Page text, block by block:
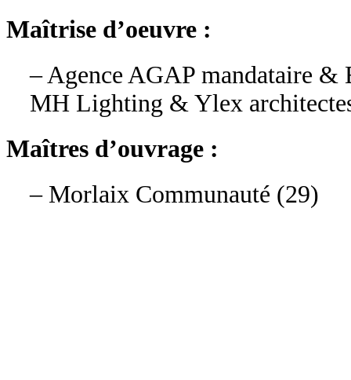
Maîtrise d’oeuvre :
– Agence AGAP mandataire
MH Lighting & Ylex
Maîtres d’ouvrage :
– Morlaix Communauté (29)